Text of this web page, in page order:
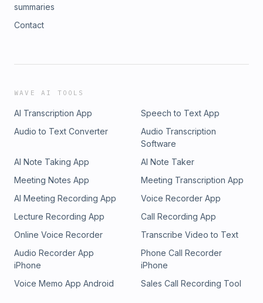
summaries
Contact
WAVE AI TOOLS
AI Transcription App
Speech to Text App
Audio to Text Converter
Audio Transcription
Software
AI Note Taking App
AI Note Taker
Meeting Notes App
Meeting Transcription App
AI Meeting Recording App
Voice Recorder App
Lecture Recording App
Call Recording App
Online Voice Recorder
Transcribe Video to Text
Audio Recorder App
iPhone
Phone Call Recorder
iPhone
Voice Memo App Android
Sales Call Recording Tool